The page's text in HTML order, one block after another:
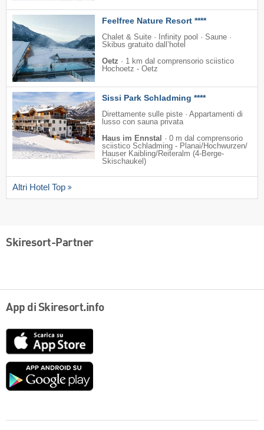
Feelfree Nature Resort ****
Chalet & Suite · Infinity pool · Saune ·
Skibus gratuito dall’hotel
Oetz · 1 km dal comprensorio sciistico
Hochoetz - Oetz
Sissi Park Schladming ****
Direttamente sulle piste · Appartamenti di
lusso con sauna privata
Haus im Ennstal · 0 m dal comprensorio
sciistico Schladming - Planai/​Hochwurzen/​
Hauser Kaibling/​Reiteralm (4-Berge-
Skischaukel)
Altri Hotel Top
Skiresort-Partner
App di Skiresort.info
Google